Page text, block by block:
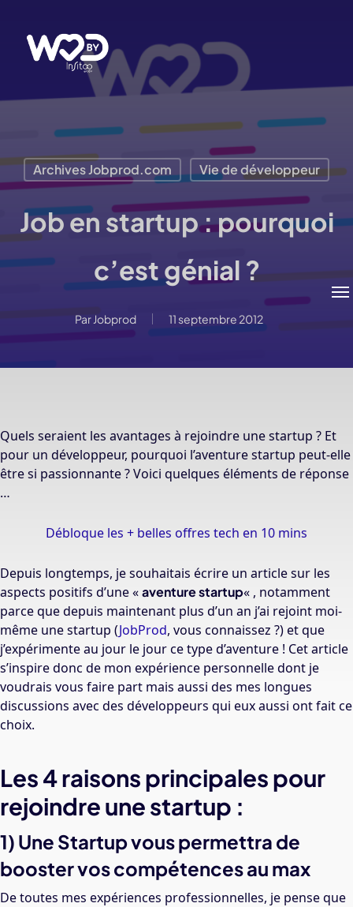
contenu
principal
Archives Jobprod.com Vie de développeur
Job en startup : pourquoi
c’est génial ?
ParJobprod 11 septembre 2012
Quels seraient les avantages à rejoindre une startup ? Et
pour un développeur, pourquoi l’aventure startup peut-elle
être si passionnante ? Voici quelques éléments de réponse
…
Débloque les + belles offres tech en 10 mins
Depuis longtemps, je souhaitais écrire un article sur les
aspects positifs d’une «aventure startup« , notamment
parce que depuis maintenant plus d’un an j’ai rejoint moi-
même une startup (JobProd, vous connaissez ?) et que
j’expérimente au jour le jour ce type d’aventure ! Cet article
s’inspire donc de mon expérience personnelle dont je
voudrais vous faire part mais aussi des mes longues
discussions avec des développeurs qui eux aussi ont fait ce
choix.
Les 4 raisons principales pour
rejoindre une startup :
1) Une Startup vous permettra de
booster vos compétences au max
De toutes mes expériences professionnelles, je pense que